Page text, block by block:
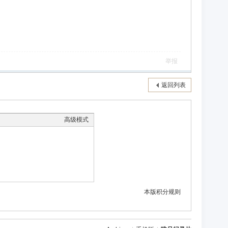
举报
返回列表
高级模式
本版积分规则